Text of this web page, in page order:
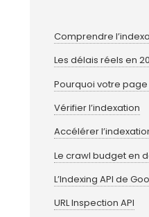
Comprendre
Les délais réels en
Pourquoi votre page
Vérifier l’indexation
Accélérer
Le crawl budget en
L’Indexing API de
URL Inspection API